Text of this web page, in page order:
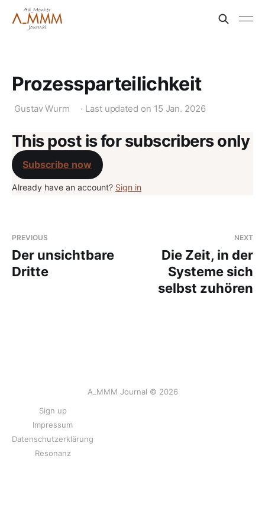
Prozessparteilichkeit
Gustav Wurm · Last updated on 15 Jan. 2026
This post is for subscribers only
Subscribe now
Already have an account? Sign in
PREVIOUS
Der unsichtbare
Dritte
NEXT
Die Zeit, in der
Systeme sich
selbst zuhören
A_MMM Journal © 2026
Sign up
Impressum
Datenschutzerklärung
Resonanz